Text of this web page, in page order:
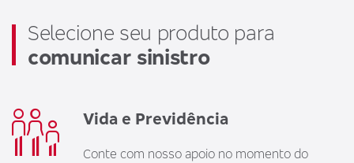
Selecione seu produto para
comunicar sinistro
Vida e Previdência
Conte com nosso apoio no momento do